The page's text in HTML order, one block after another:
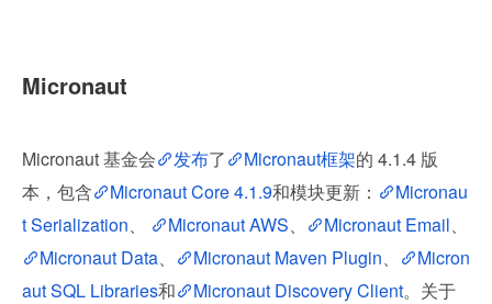
Micronaut
Micronaut 基金会 发布了 Micronaut框架的 4.1.4 版
本，包含
Micronaut Core 4.1.9和模块更新：
Micronau
t Serialization、 Micronaut AWS、 Micronaut Email、
Micronaut Data、 Micronaut Maven Plugin、
Micron
aut SQL Libraries和 Micronaut Discovery Client。关于